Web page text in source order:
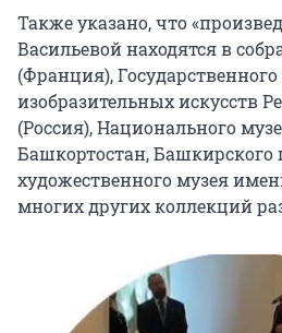
Также указано, что
Васильевой находятся в
(Франция),
изобразительных искусств
(Россия), Национального
Башкортостан, Башкирского
художественного музея
многих других коллекций